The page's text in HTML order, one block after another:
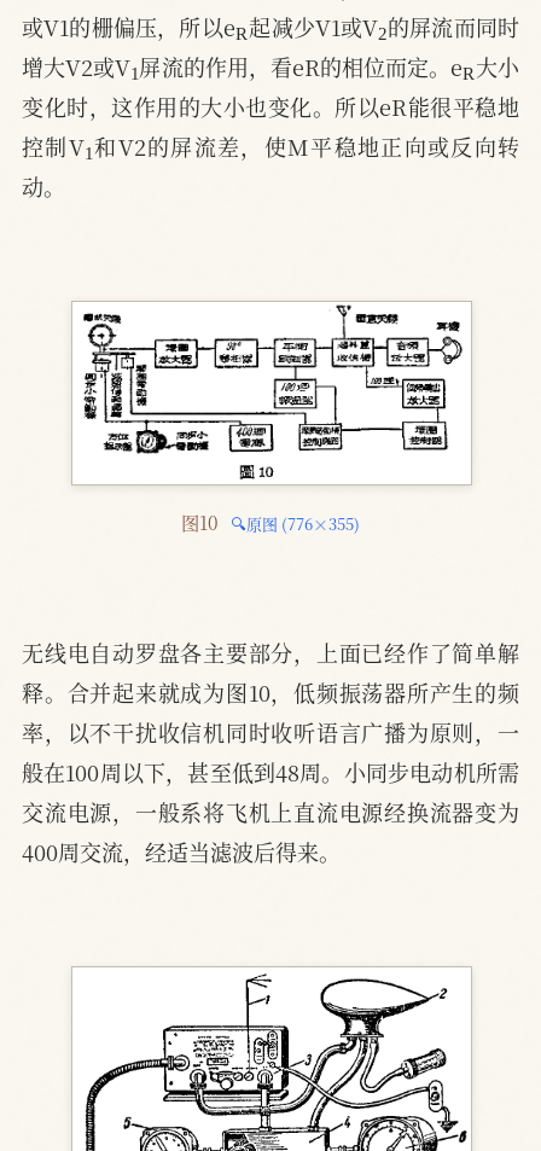
或V1的栅偏压，所以eR起减少V1或V2的屏流而同时
增大V2或V1屏流的作用，看eR的相位而定。eR大小
变化时，这作用的大小也变化。所以eR能很平稳地
控制V1和V2的屏流差，使M平稳地正向或反向转
动。
图10 🔍原图 (776×355)
无线电自动罗盘各主要部分，上面已经作了简单解
释。合并起来就成为图10，低频振荡器所产生的频
率，以不干扰收信机同时收听语言广播为原则，一
般在100周以下，甚至低到48周。小同步电动机所需
交流电源，一般系将飞机上直流电源经换流器变为
400周交流，经适当滤波后得来。